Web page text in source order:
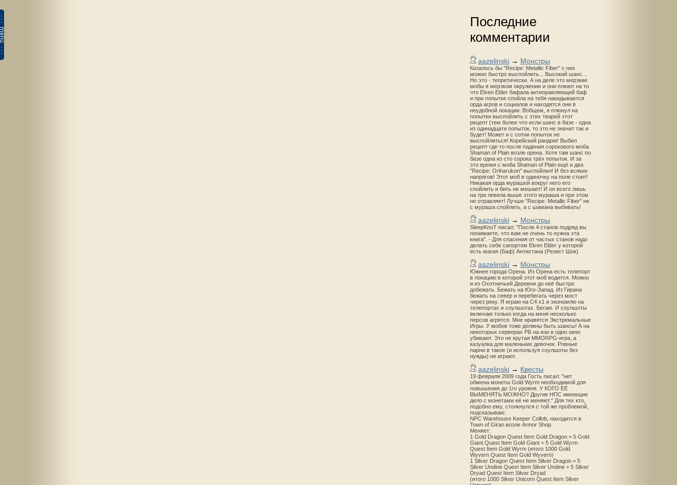
Последние
комментарии
aazelinski → Монстры
Казалось бы "Recipe: Metallic Fiber" с них
можно быстро выспойлить... Высокий шанс...
Но это - теоретически. А на деле это мерзкие
мобы в мерзком окружении и они плюют на то
что Elven Elder бафала антиоравляющий баф
и при попытке спойла на тебя накидывается
орда агров и социалов и находятся они в
неудобной локации. Вобщем, я плюнул на
попытки выспойлить с этих тварей этот
рецепт (тем более что если шанс в базе - одна
из одинадцати попыток, то это не значит так и
будет! Может и с сотни попыток не
выспойлиться! Корейский рандом! Выбил
рецепт где-то после падения сорокового моба
Shaman of Plain возле орена. Хотя там шанс по
базе одна из сто сорока трёх попыток. И за
это время с моба Shaman of Plain ещё и два
"Recipe: Oriharukon" выспойлил! И без всяких
напрягов! Этот моб в одиночку на поле стоит!
Никакая орда мурашей вокруг него его
спойлить и бить не мешает! И он всего лишь
на три левела выше этого мураша и при этом
не отравляет! Лучше "Recipe: Metallic Fiber" не
с мураша спойлить, а с шамана выбивать!
aazelinski → Монстры
SleepKnoT писал: "После 4 станов подряд вы
понимаете, что вам не очень то нужна эта
книга". - Для спасения от частых станов надо
делать себе сапортом Elven Elder у которой
есть магия (Баф) Антистана (Резист Шок).
aazelinski → Монстры
Южнее города Орена. Из Орена есть телепорт
в локацию в которой этот моб водится. Можно
и из Охотничьей Деревни до неё быстро
добежать. Бежать на Юго-Запад. Из Гирана
бежать на север и перебегать через мост
через реку. Я играю на С4 х1 и экономлю на
телепортах и соулшотах. Бегаю. И соулшоты
включаю только когда на меня несколько
персов агрятся. Мне нравятся Экстремальные
Игры. У мобов тоже должны быть шансы! А на
некоторых серверах РБ на изи в одно окно
убивают. Это не крутая MMORPG-игра, а
казуалка для маленьких девочек. Ровные
парни в такое (и используя соулшоты без
нужды) не играют.
aazelinski → Квесты
19 февраля 2009 года Гость писал: "нет
обмена монеты Gold Wyrm необходимой для
повышения до 1го уровня. У КОГО ЕЁ
ВЫМЕНЯТЬ МОЖНО? Другие НПС имеющие
дело с монетами её не меняют." Для тех кто,
подобно ему, столкнулся с той же проблемой,
подсказываю:
NPC Warehouse Keeper Collob, находится в
Town of Giran возле Armor Shop.
Меняет:
1 Gold Dragon Quest Item Gold Dragon = 5 Gold
Giant Quest Item Gold Giant + 5 Gold Wyrm
Quest Item Gold Wyrm (итого 1000 Gold
Wyvern Quest Item Gold Wyvern)
1 Silver Dragon Quest Item Silver Dragon = 5
Silver Undine Quest Item Silver Undine + 5 Silver
Dryad Quest Item Silver Dryad
(итого 1000 Silver Unicorn Quest Item Silver